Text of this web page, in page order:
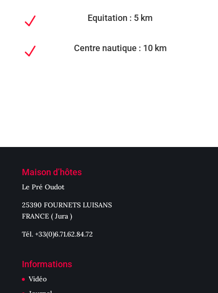
N Equitation : 5 km
N Centre nautique : 10 km
Maison d’hôtes
Le Pré Oudot
25390 FOURNETS LUISANS
FRANCE ( Jura )
Tél. +33(0)6.71.62.84.72
Informations
Vidéo